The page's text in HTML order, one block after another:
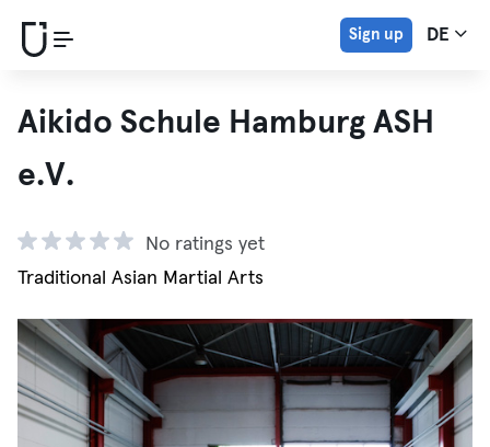
Sign up DE
Aikido Schule Hamburg ASH
e.V.
No ratings yet
Traditional Asian Martial Arts